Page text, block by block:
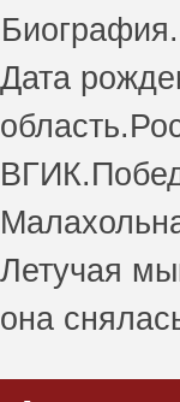
Дата
Летучая
она